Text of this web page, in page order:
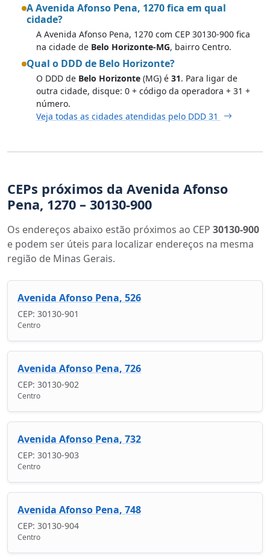
A Avenida Afonso Pena, 1270 fica em qual
cidade?
A Avenida Afonso Pena, 1270 com CEP 30130-900 fica
na cidade de Belo Horizonte-MG, bairro Centro.
Qual o DDD de Belo Horizonte?
O DDD de Belo Horizonte (MG) é 31. Para ligar de
outra cidade, disque: 0 + código da operadora + 31 +
número.
Veja todas as cidades atendidas pelo DDD 31
CEPs próximos da Avenida Afonso
Pena, 1270 – 30130-900
Os endereços abaixo estão próximos ao CEP 30130-900
e podem ser úteis para localizar endereços na mesma
região de Minas Gerais.
Avenida Afonso Pena, 526
CEP: 30130-901
Centro
Avenida Afonso Pena, 726
CEP: 30130-902
Centro
Avenida Afonso Pena, 732
CEP: 30130-903
Centro
Avenida Afonso Pena, 748
CEP: 30130-904
Centro